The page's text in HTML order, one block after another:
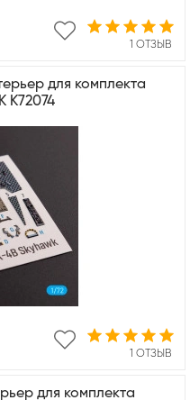
1 ОТЗЫВ
для комплекта
K72074
1 ОТЗЫВ
для комплекта